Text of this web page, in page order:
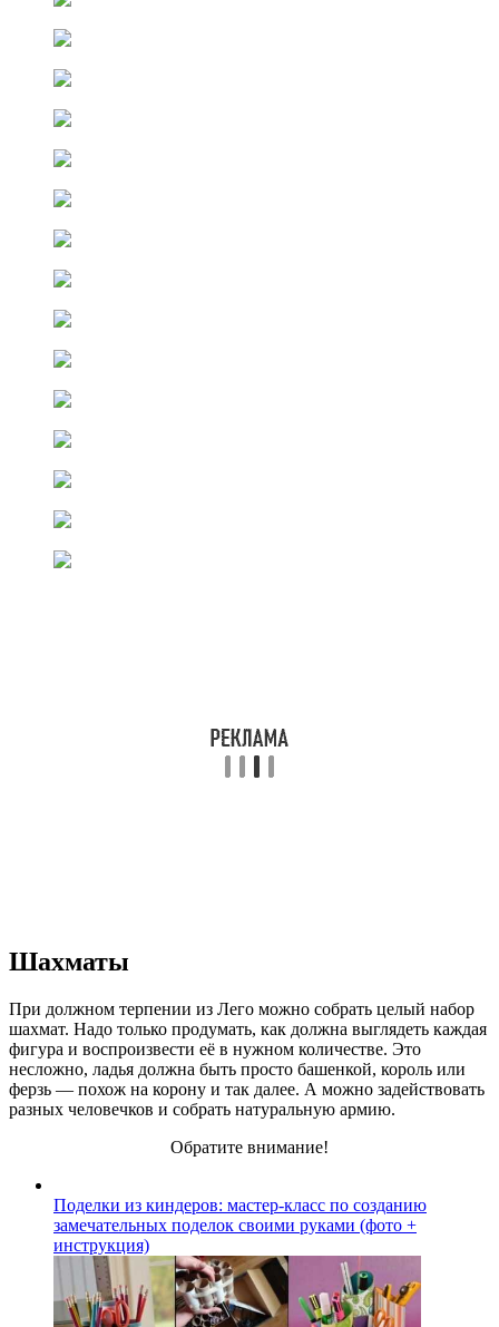
Шахматы
При должном терпении из Лего можно собрать целый набор
шахмат. Надо только продумать, как должна выглядеть каждая
фигура и воспроизвести её в нужном количестве. Это
несложно, ладья должна быть просто башенкой, король или
ферзь — похож на корону и так далее. А можно задействовать
разных человечков и собрать натуральную армию.
Обратите внимание!
Поделки из киндеров: мастер-класс по созданию
замечательных поделок своими руками (фото +
инструкция)